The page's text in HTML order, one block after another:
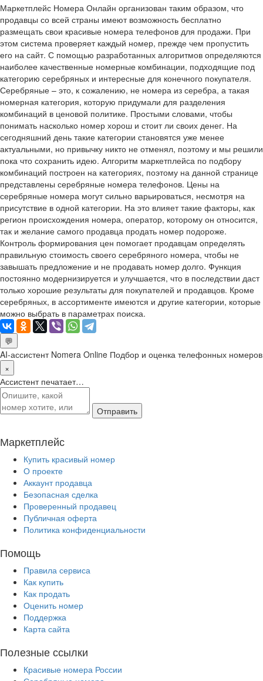
Маркетплейс Номера Онлайн организован таким образом, что
продавцы со всей страны имеют возможность бесплатно
размещать свои красивые номера телефонов для продажи. При
этом система проверяет каждый номер, прежде чем пропустить
его на сайт. С помощью разработанных алгоритмов определяются
наиболее качественные номерные комбинации, подходящие под
категорию серебряных и интересные для конечного покупателя.
Серебряные – это, к сожалению, не номера из серебра, а такая
номерная категория, которую придумали для разделения
комбинаций в ценовой политике. Простыми словами, чтобы
понимать насколько номер хорош и стоит ли своих денег. На
сегодняшний день такие категории становятся уже менее
актуальными, но привычку никто не отменял, поэтому и мы решили
пока что сохранить идею. Алгоритм маркетплейса по подбору
комбинаций построен на категориях, поэтому на данной странице
представлены серебряные номера телефонов. Цены на
серебряные номера могут сильно варьироваться, несмотря на
присутствие в одной категории. На это влияет такие факторы, как
регион происхождения номера, оператор, которому он относится,
так и желание самого продавца продать номер подороже.
Контроль формирования цен помогает продавцам определять
правильную стоимость своего серебряного номера, чтобы не
завышать предложение и не продавать номер долго. Функция
постоянно модернизируется и улучшается, что в последствии даст
только хорошие результаты для покупателей и продавцов. Кроме
серебряных, в ассортименте имеются и другие категории, которые
можно выбрать в параметрах поиска.
💬
AI-ассистент Nomera Online Подбор и оценка телефонных номеров
×
Ассистент печатает…
Отправить
Маркетплейс
Купить красивый номер
О проекте
Аккаунт продавца
Безопасная сделка
Проверенный продавец
Публичная оферта
Политика конфиденциальности
Помощь
Правила сервиса
Как купить
Как продать
Оценить номер
Поддержка
Карта сайта
Полезные ссылки
Красивые номера России